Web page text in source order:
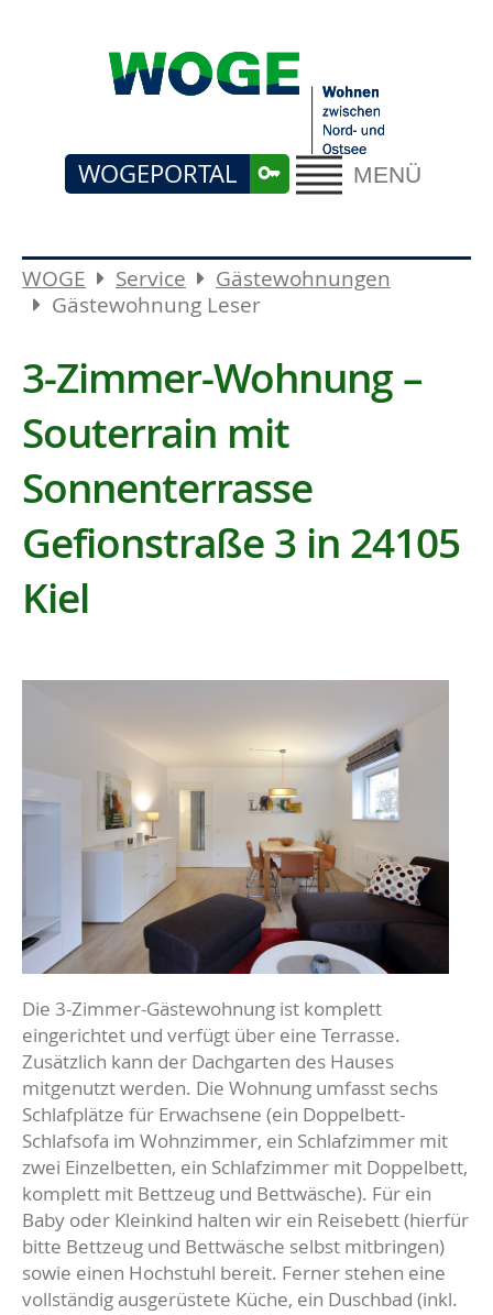
MENÜ
WOGEPORTAL
WOGE Service
Gästewohnungen
Gästewohnung Leser
3-Zimmer-Wohnung –
Souterrain mit
Sonnenterrasse
Gefionstraße 3 in 24105
Kiel
Die 3-Zimmer-Gästewohnung ist komplett
eingerichtet und verfügt über eine Terrasse.
Zusätzlich kann der Dachgarten des Hauses
mitgenutzt werden. Die Wohnung umfasst sechs
Schlafplätze für Erwachsene (ein Doppelbett-
Schlafsofa im Wohnzimmer, ein Schlafzimmer mit
zwei Einzelbetten, ein Schlafzimmer mit Doppelbett,
komplett mit Bettzeug und Bettwäsche). Für ein
Baby oder Kleinkind halten wir ein Reisebett (hierfür
bitte Bettzeug und Bettwäsche selbst mitbringen)
sowie einen Hochstuhl bereit. Ferner stehen eine
vollständig ausgerüstete Küche, ein Duschbad (inkl.